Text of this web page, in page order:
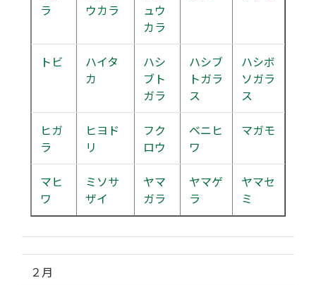
ラ
ウカラ
ュウ
カラ
トビ
ハイタ
カ
ハシ
ブト
ガラ
ハシブ
トガラ
ス
ハシボ
ソガラ
ス
ヒガ
ラ
ヒヨド
リ
フク
ロウ
ベニヒ
ワ
マガモ
マヒ
ワ
ミソサ
ザイ
ヤマ
ガラ
ヤマゲ
ラ
ヤマセ
ミ
２月